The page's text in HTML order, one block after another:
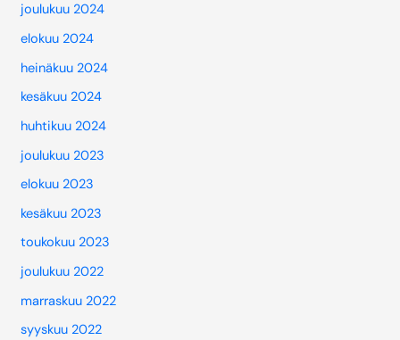
joulukuu 2024
elokuu 2024
heinäkuu 2024
kesäkuu 2024
huhtikuu 2024
joulukuu 2023
elokuu 2023
kesäkuu 2023
toukokuu 2023
joulukuu 2022
marraskuu 2022
syyskuu 2022